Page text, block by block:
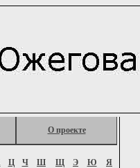
О проекте
Ц Ч Ш Щ Э Ю Я